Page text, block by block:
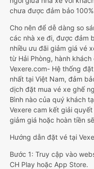
chưa được đảm bảo
Cho nên để dễ dàng so
các nhà xe đi, được đảm
nhiều ưu đãi giảm giá vé
từ Hải Phòng, hành
Vexere.com- Hệ thống
nhất tại Việt Nam, đảm
dịch đặt mua vé xe ghế
Bình nào của quý khách
Vexere cam kết giải
giảm giá hoặc hoàn tiền
Hướng dẫn đặt vé tại
Bước 1: Truy cập vào
CH Play hoặc App Store.